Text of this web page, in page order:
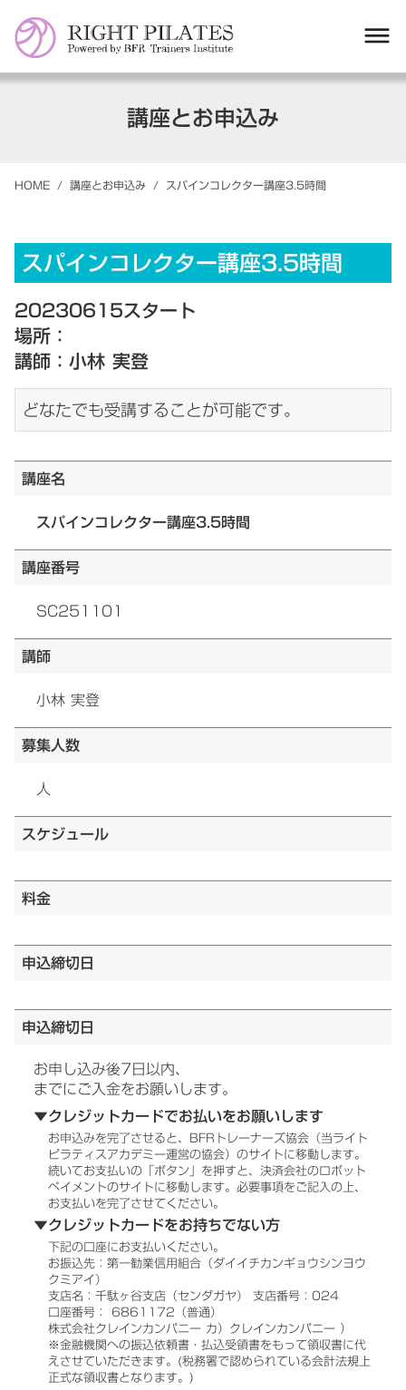
講座とお申込み
HOME / 講座とお申込み / スパインコレクター講座3.5時間
スパインコレクター講座3.5時間
20230615スタート
場所：
講師：小林 実登
どなたでも受講することが可能です。
講座名
スパインコレクター講座3.5時間
講座番号
SC251101
講師
小林 実登
募集人数
人
スケジュール
料金
申込締切日
申込締切日
お申し込み後7日以内、
までにご入金をお願いします。
▼クレジットカードでお払いをお願いします
お申込みを完了させると、BFRトレーナーズ協会（当ライト
ピラティスアカデミー運営の協会）のサイトに移動します。
続いてお支払いの「ボタン」を押すと、決済会社のロボット
ペイメントのサイトに移動します。必要事項をご記入の上、
お支払いを完了させてください。
▼クレジットカードをお持ちでない方
下記の口座にお支払いください。
お振込先：第一勧業信用組合（ダイイチカンギョウシンヨウ
クミアイ）
支店名：千駄ヶ谷支店（センダガヤ） 支店番号：024
口座番号： 6861172（普通）
株式会社クレインカンパニー カ）クレインカンパニー ）
※金融機関への振込依頼書・払込受領書をもって領収書に代
えさせていただきます。(税務署で認められている会計法規上
正式な領収書となります。)
dehaze